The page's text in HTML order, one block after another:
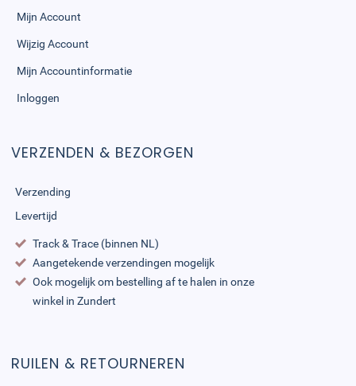
Mijn Account
Wijzig Account
Mijn Accountinformatie
Inloggen
VERZENDEN & BEZORGEN
Verzending
Levertijd
Track & Trace (binnen NL)
Aangetekende verzendingen mogelijk
Ook mogelijk om bestelling af te halen in onze
winkel in Zundert
RUILEN & RETOURNEREN